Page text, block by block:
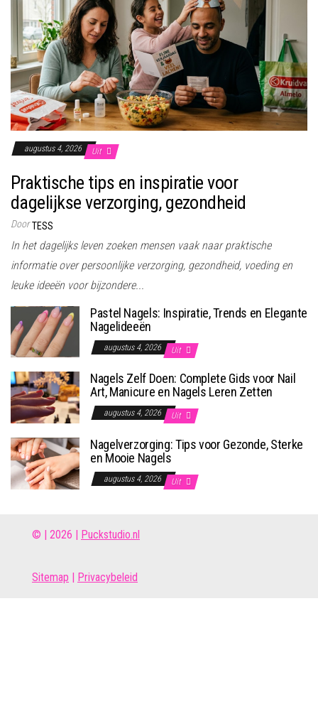
augustus 4, 2026 Uit
Praktische tips en inspiratie voor
dagelijkse verzorging, gezondheid
Door TESS
In het dagelijks leven zoeken mensen vaak naar praktische
informatie over persoonlijke verzorging, gezondheid, voeding en
leuke ideeën voor bijzondere...
Pastel Nagels: Inspiratie, Trends en Elegante
Nagelideeën
augustus 4, 2026 Uit
Nagels Zelf Doen: Complete Gids voor Nail
Art, Manicure en Nagels Leren Zetten
augustus 4, 2026 Uit
Nagelverzorging: Tips voor Gezonde, Sterke
en Mooie Nagels
augustus 4, 2026 Uit
© | 2026 | Puckstudio.nl
Sitemap | Privacybeleid